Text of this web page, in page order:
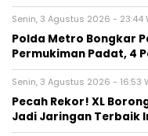
Senin, 3 Agustus 2026 - 23:44
Polda Metro Bongkar
Permukiman Padat, 4
Senin, 3 Agustus 2026 - 16:53
Pecah Rekor! XL
Jadi Jaringan Terbaik